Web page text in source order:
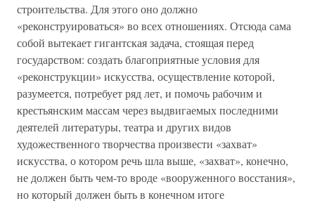
строительства. Для этого оно должно
«реконструироваться» во всех отношениях. Отсюда сама
собой вытекает гигантская задача, стоящая перед
государством: создать благоприятные условия для
«реконструкции» искусства, осуществление которой,
разумеется, потребует ряд лет, и помочь рабочим и
крестьянским массам через выдвигаемых последними
деятелей литературы, театра и других видов
художественного творчества произвести «захват»
искусства, о котором речь шла выше, «захват», конечно,
не должен быть чем-то вроде «вооруженного восстания»,
но который должен быть в конечном итоге